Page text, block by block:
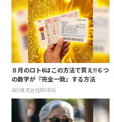
８月のロト6はこの方法で買え!!６つ
の数字が『完全一致』する方法
AD(株式会社MURA)